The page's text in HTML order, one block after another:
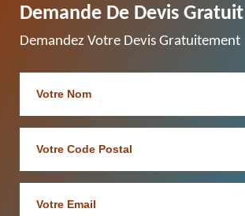
Demande De Devis Gratuit
Demandez Votre Devis Gratuitement